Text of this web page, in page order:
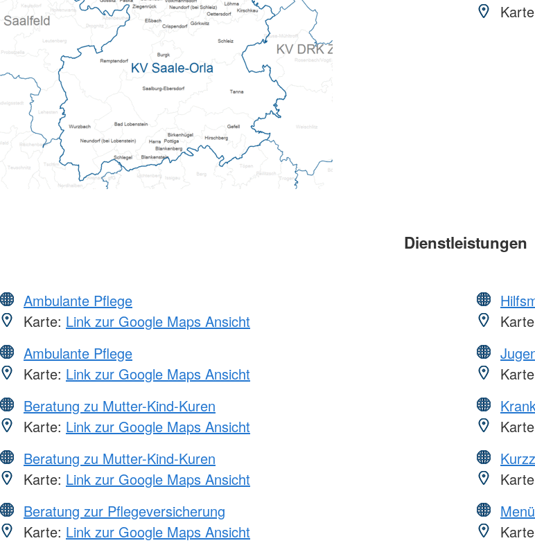
Dienstleistungen
Ambulante Pflege
Karte: Link zur Google Maps Ansicht
Ambulante Pflege
Karte: Link zur Google Maps Ansicht
Beratung zu Mutter-Kind-Kuren
Karte: Link zur Google Maps Ansicht
Beratung zu Mutter-Kind-Kuren
Karte: Link zur Google Maps Ansicht
Beratung zur Pflegeversicherung
Karte: Link zur Google Maps Ansicht